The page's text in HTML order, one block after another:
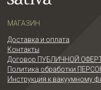
МАГАЗИН
Доставка и оплата
Контакты
Договор ПУБЛИЧНОЙ
Политика обработки
Инструкция к вакуумному